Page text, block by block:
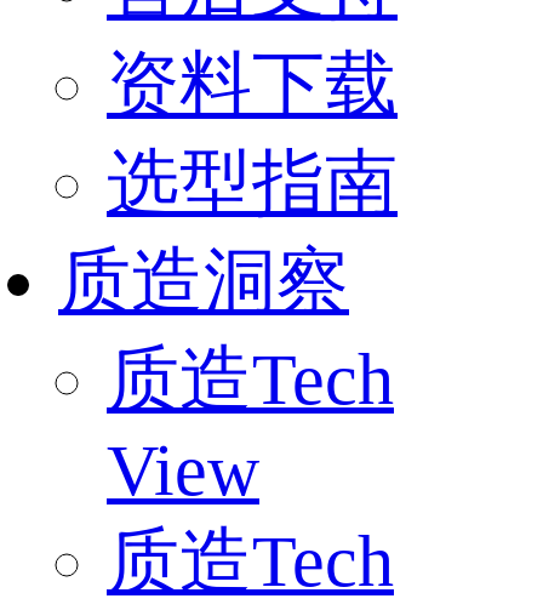
资料下载
选型指南
质造洞察
质造Tech
View
质造Tech